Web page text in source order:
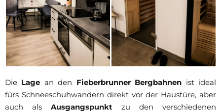
Die Lage an den Fieberbrunner Bergbahnen ist ideal
fürs Schneeschuhwandern direkt vor der Haustüre, aber
auch als Ausgangspunkt zu den verschiedenen